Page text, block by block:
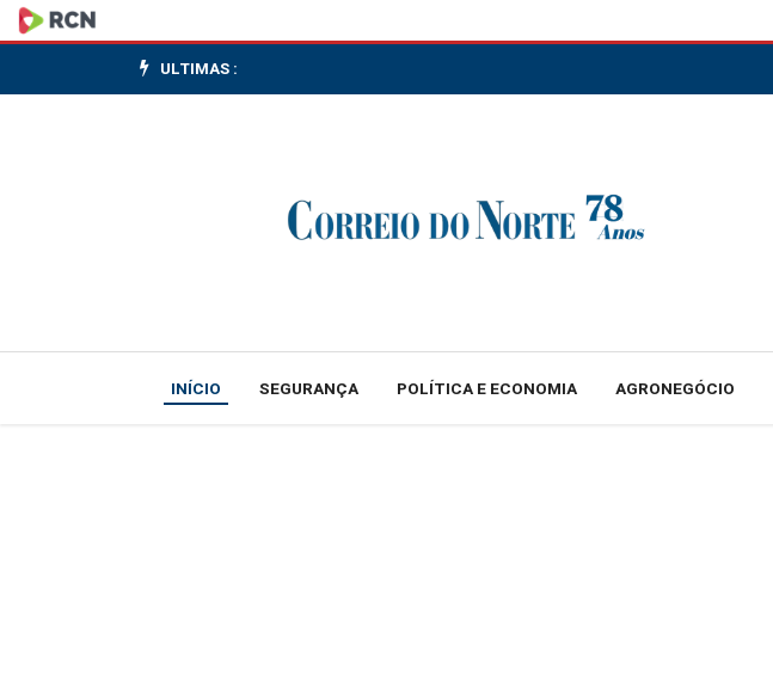
Gabrielzinho
lidera
no
ULTIMAS :
INÍCIO SEGURANÇA POLÍTICA E ECONOMIA AGRONEGÓCIO